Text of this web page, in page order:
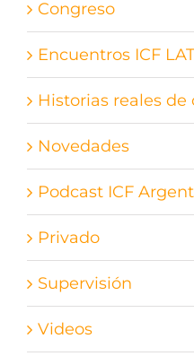
Congreso
Encuentros ICF
Historias reales de
Novedades
Podcast ICF
Privado
Supervisión
Videos